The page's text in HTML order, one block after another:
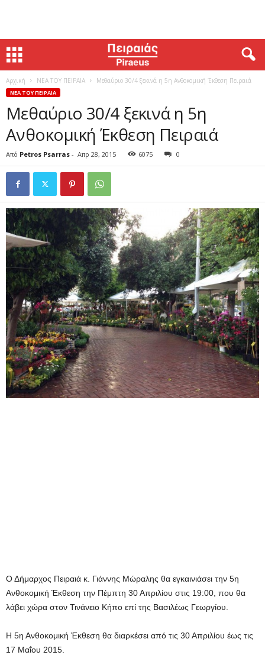
Αρχική ΝΕΑ ΤΟΥ ΠΕΙΡΑΙΑ Μεθαύριο 30/4 ξεκινά η 5η Ανθοκομική Έκθεση Πειραιά
ΝΕΑ ΤΟΥ ΠΕΙΡΑΙΑ
Μεθαύριο 30/4 ξεκινά η 5η
Ανθοκομική Έκθεση Πειραιά
Από Petros Psarras - Απρ 28, 2015 6075 0
Ο Δήμαρχος Πειραιά κ. Γιάννης Μώραλης θα εγκαινιάσει την 5η
Ανθοκομική Έκθεση την Πέμπτη 30 Απριλίου στις 19:00, που θα
λάβει χώρα στον Τινάνειο Κήπο επί της Βασιλέως Γεωργίου.
Η 5η Ανθοκομική Έκθεση θα διαρκέσει από τις 30 Απριλίου έως τις
17 Μαΐου 2015.